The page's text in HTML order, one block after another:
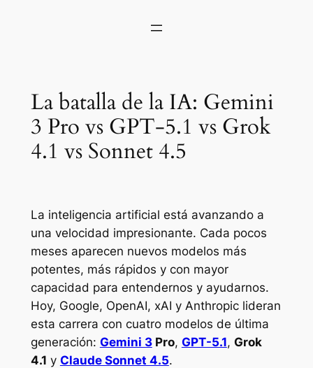
La batalla de la IA: Gemini
3 Pro vs GPT-5.1 vs Grok
4.1 vs Sonnet 4.5
La inteligencia artificial está avanzando a
una velocidad impresionante. Cada pocos
meses aparecen nuevos modelos más
potentes, más rápidos y con mayor
capacidad para entendernos y ayudarnos.
Hoy, Google, OpenAI, xAI y Anthropic lideran
esta carrera con cuatro modelos de última
generación: Gemini 3Pro, GPT-5.1, Grok
4.1 y Claude Sonnet 4.5.